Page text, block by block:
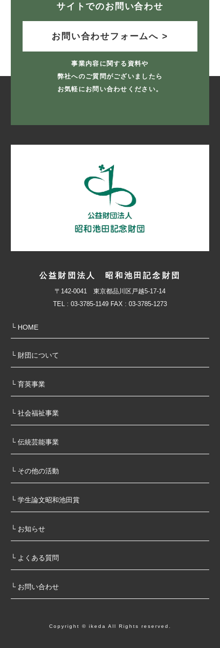
サイトでのお問い合わせ
お問い合わせフォームへ >
事業内容に関する資料や
弊社へのご質問がございましたら
お気軽にお問い合わせください。
公益財団法人 昭和池田記念財団
〒142-0041 東京都品川区戸越5-17-14
TEL : 03-3785-1149 FAX : 03-3785-1273
└ HOME
└ 財団について
└ 育英事業
└ 社会福祉事業
└ 伝統芸能事業
└ その他の活動
└ 学⽣論⽂昭和池⽥賞
└ お知らせ
└ よくある質問
└ お問い合わせ
Copyright © ikeda All Rights reserved.